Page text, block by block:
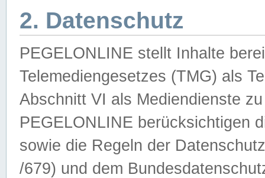
2. Datenschutz
PEGELONLINE stellt Inhalte
Telemediengesetzes (TMG) als
Abschnitt VI als Mediendienste
PEGELONLINE berücksichtigen
sowie die Regeln der
/679) und dem